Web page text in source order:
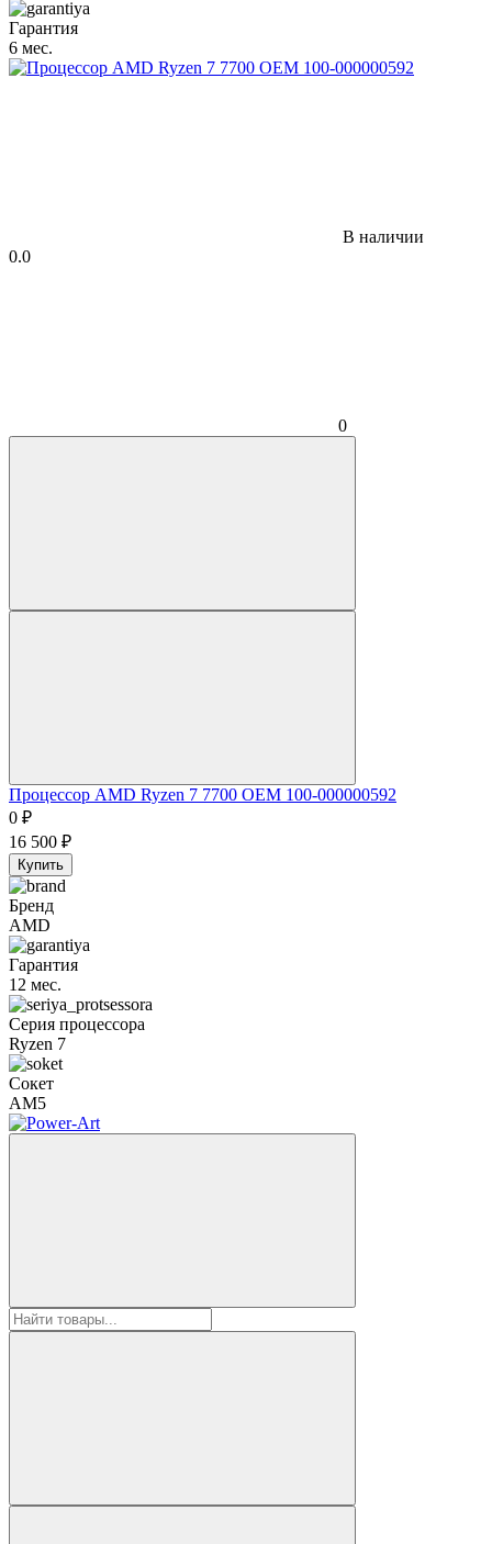
Гарантия
6 мес.
В наличии
0.0
0
Процессор AMD Ryzen 7 7700 OEM 100-000000592
0 ₽
16 500 ₽
Купить
Бренд
AMD
Гарантия
12 мес.
Серия процессора
Ryzen 7
Сокет
AM5